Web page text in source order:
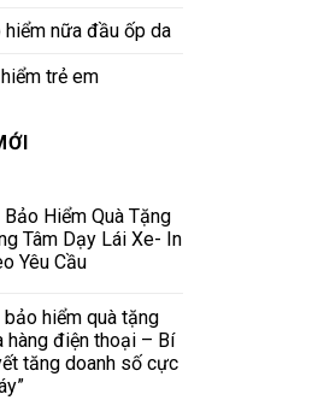
hiểm nữa đầu ốp da
trẻ em
Bảo Hiểm Quà Tặng
Tâm Dạy Lái Xe- In
Yêu Cầu
bảo hiểm quà tặng
hàng điện thoại – Bí
tăng doanh số cực